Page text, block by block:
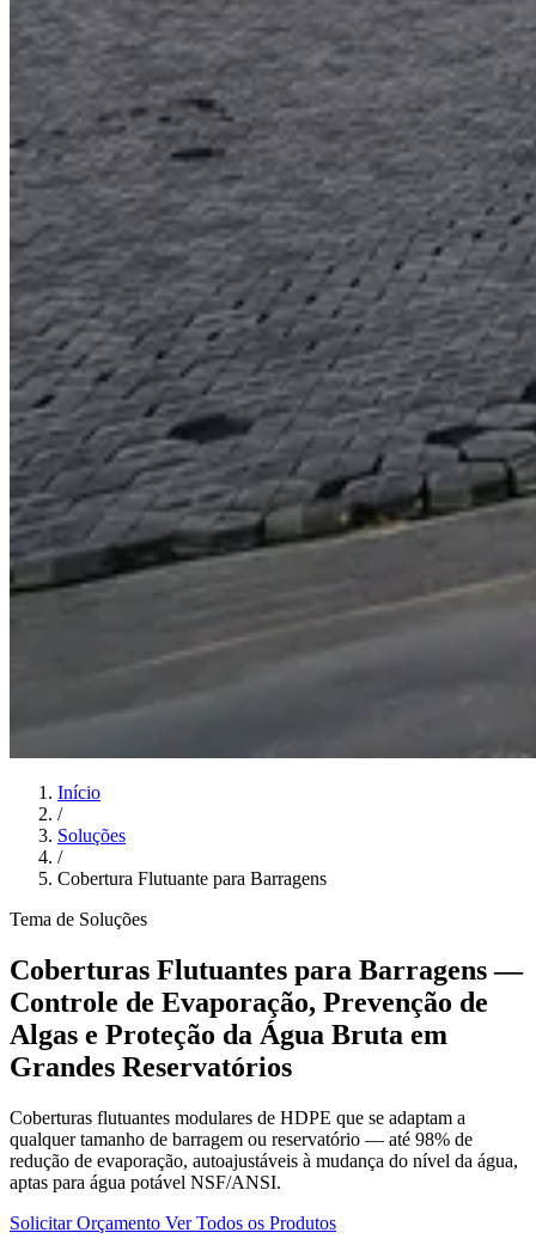
Início
/
Soluções
/
Cobertura Flutuante para Barragens
Tema de Soluções
Coberturas Flutuantes para Barragens —
Controle de Evaporação, Prevenção de
Algas e Proteção da Água Bruta em
Grandes Reservatórios
Coberturas flutuantes modulares de HDPE que se adaptam a
qualquer tamanho de barragem ou reservatório — até 98% de
redução de evaporação, autoajustáveis à mudança do nível da água,
aptas para água potável NSF/ANSI.
Solicitar Orçamento Ver Todos os Produtos